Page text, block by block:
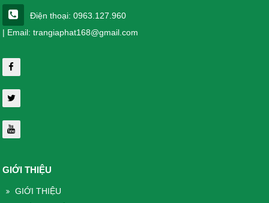
Điện thoại: 0963.127.960
| Email: trangiaphat168@gmail.com
GIỚI THIỆU
GIỚI THIỆU